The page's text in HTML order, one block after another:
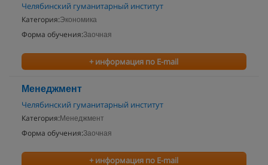
Челябинский гуманитарный институт
Категория:Экономика
Форма обучения:Заочная
+ информация по E-mail
Менеджмент
Челябинский гуманитарный институт
Категория: Менеджмент
Форма обучения:Заочная
+ информация по E-mail